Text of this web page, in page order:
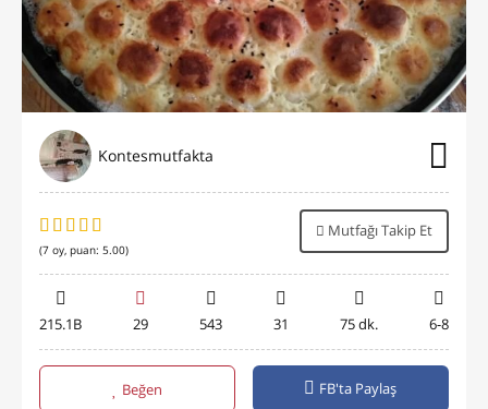
Kontesmutfakta
(7 oy, puan: 5.00)
Mutfağı Takip Et
215.1B 29 543 31 75 dk. 6-8
Beğen FB'ta Paylaş